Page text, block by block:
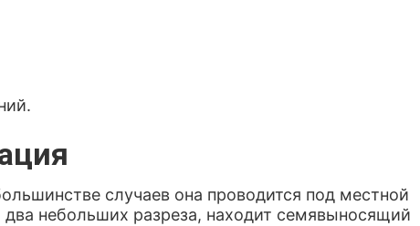
случаев она проводится под местной
два небольших разреза, находит семявыносящий